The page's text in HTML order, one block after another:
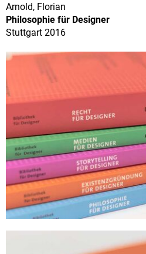
Arnold, Florian
Philosophie für Designer
Stuttgart 2016